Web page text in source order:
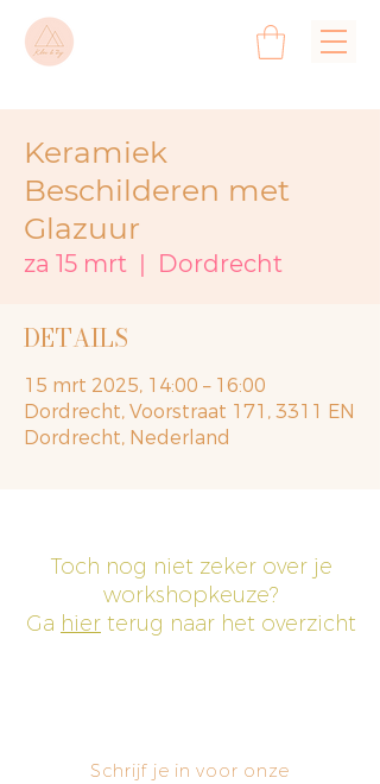
Keramiek
Beschilderen met
Glazuur
za 15 mrt
  |
Dordrecht
DETAILS
15 mrt 2025, 14:00 – 16:00
Dordrecht, Voorstraat 171, 3311 EN
Dordrecht, Nederland
Toch nog niet zeker over je
workshopkeuze?
Ga hier terug naar het overzicht
Schrijf je in voor onze